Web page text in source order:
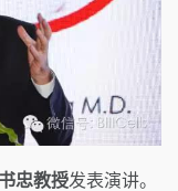
忠教授发表演讲。